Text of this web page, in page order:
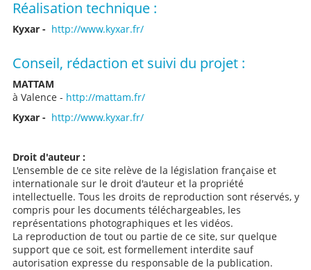
Réalisation technique :
Kyxar - http://www.kyxar.fr/
Conseil, rédaction et suivi du projet :
MATTAM
à Valence - http://mattam.fr/
Kyxar - http://www.kyxar.fr/
Droit d'auteur :
L'ensemble de ce site relève de la législation française et
internationale sur le droit d'auteur et la propriété
intellectuelle. Tous les droits de reproduction sont réservés, y
compris pour les documents téléchargeables, les
représentations photographiques et les vidéos.
La reproduction de tout ou partie de ce site, sur quelque
support que ce soit, est formellement interdite sauf
autorisation expresse du responsable de la publication.